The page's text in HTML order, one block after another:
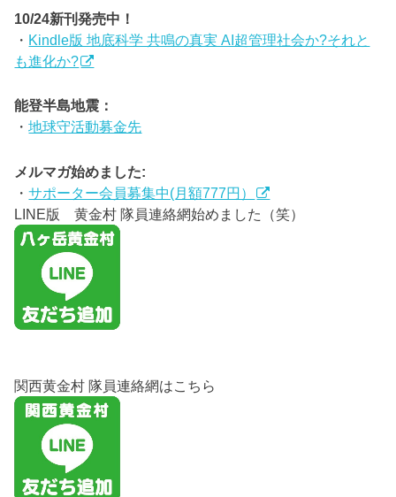
10/24新刊発売中！
・ Kindle版 地底科学 共鳴の真実 AI超管理社会か?それと
も進化か?
能登半島地震：
・地球守活動募金先
メルマガ始めました:
・サポーター会員募集中(月額777円）
LINE版 黄金村 隊員連絡網始めました（笑）
関西黄金村 隊員連絡網はこちら